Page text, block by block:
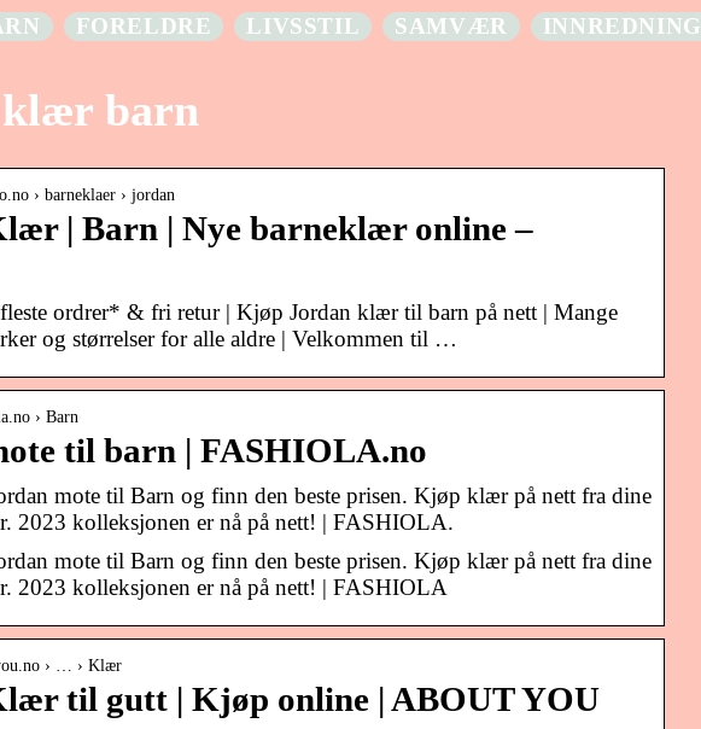
FORELDRE LIVSSTIL SAMVÆR INNREDNING
barn
› barneklaer › jordan
| Barn | Nye barneklær online –
ordrer* & fri retur | Kjøp Jordan klær til barn på nett | Mange
og størrelser for alle aldre | Velkommen til …
› Barn
til barn | FASHIOLA.no
mote til Barn og finn den beste prisen. Kjøp klær på nett fra dine
2023 kolleksjonen er nå på nett! | FASHIOLA.
mote til Barn og finn den beste prisen. Kjøp klær på nett fra dine
2023 kolleksjonen er nå på nett! | FASHIOLA
› … › Klær
til gutt | Kjøp online | ABOUT YOU